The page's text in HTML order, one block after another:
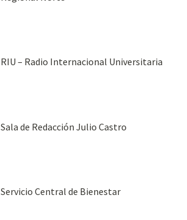
RIU – Radio Internacional Universitaria
Sala de Redacción Julio Castro
Servicio Central de Bienestar